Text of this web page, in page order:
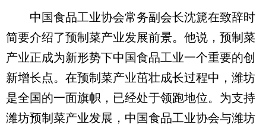
中国食品工业协会常务副会长沈篪在致辞时
简要介绍了预制菜产业发展前景。他说，预制菜
产业正成为新形势下中国食品工业一个重要的创
新增长点。在预制菜产业茁壮成长过程中，潍坊
是全国的一面旗帜，已经处于领跑地位。为支持
潍坊预制菜产业发展，中国食品工业协会与潍坊